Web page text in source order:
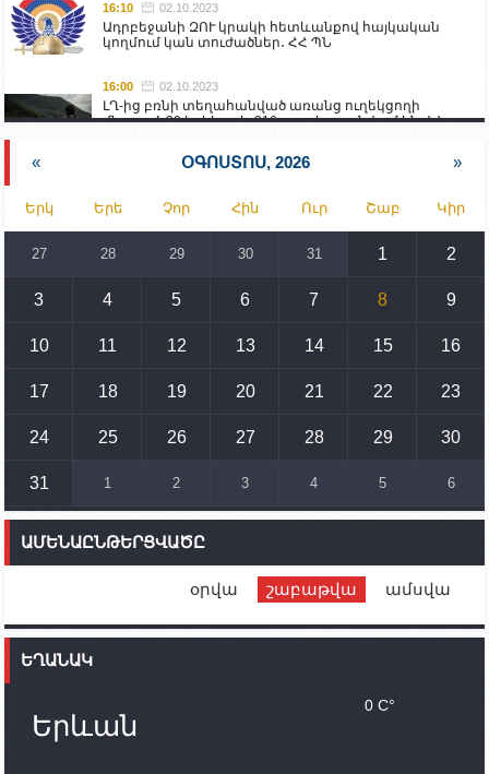
16:10 02.10.2023
Ադրբեջանի ԶՈՒ կրակի հետևանքով հայկական
կողմում կան տուժածներ․ ՀՀ ՊՆ
16:00 02.10.2023
ԼՂ-ից բռնի տեղահանված առանց ուղեկցողի
մնացած 20 երեխա և 216 տարեց գտնվում են ՀՀ
նախարարության հոգածության ներքո
Իրանը կողմ է տարածաշրջանի համար շահավետ
տրանսպորտային հաղորդակցությունների
զարգացմանը, սակայն ոչ՝ միջազգային
սահմանների փոփոխությանը
15:10 02.10.2023
սպառնալիքները կասեցնելու համար. իսպանացի
պատգամավորը Գորիսում է
14:54 02.10.2023
տեղակայված հայկական դիրքերի անձնակազմի
ունեն. կիպրոսցի խորհրդարանականը՝ Ալեն
Ֆրանսիայի ԱԳ նախարարը կայցելի Հայաստան
պատասխանատուներ կմնան ԼՂ-ում՝ մինչև
որոնողափրկարարական աշխատանքների
« ՕԳՈՍՏՈՍ, 2026 »
Երկ Երե Չոր Հին Ուր Շաբ Կիր
27 28 29 30 31 1 2
3 4 5 6 7 8 9
10 11 12 13 14 15 16
17 18 19 20 21 22 23
24 25 26 27 28 29 30
31 1 2 3 4 5 6
ԱՄԵՆԱԸՆԹԵՐՑՎԱԾԸ
օրվա շաբաթվա ամսվա
ԵՂԱՆԱԿ
Երևան
0 C°